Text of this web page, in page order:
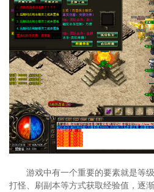
游戏中有一个重要的要素就是等
打怪、刷副本等方式获取经验值，逐